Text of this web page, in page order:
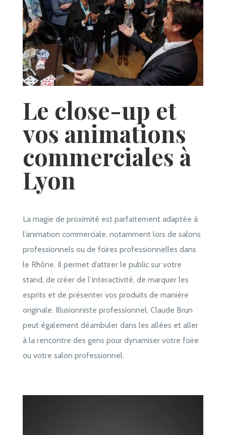
Le close-up et
vos animations
commerciales à
Lyon
La magie de proximité est parfaitement adaptée à
l’animation commerciale, notamment lors de salons
professionnels ou de foires professionnelles dans
le Rhône. Il permet d’attirer le public sur votre
stand, de créer de l’interactivité, de marquer les
esprits et de présenter vos produits de manière
originale. Illusionniste professionnel, Claude Brun
peut également déambuler dans les allées et aller
à la rencontre des gens pour dynamiser votre foire
ou votre salon professionnel.